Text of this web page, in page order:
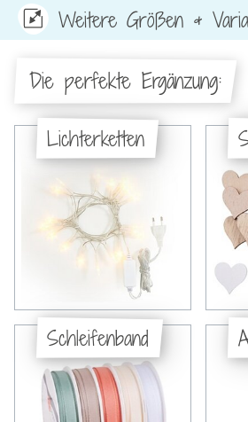
Weitere Größen &
Die perfekte Ergänzung:
Lichterketten
Schleifenband